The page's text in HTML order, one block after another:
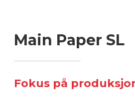
Main Paper SL
Fokus på